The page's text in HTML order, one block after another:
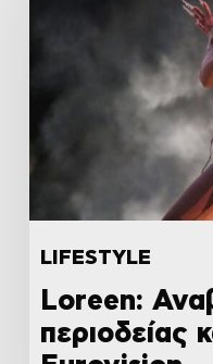
LIFESTYLE
Loreen:
περιοδείας